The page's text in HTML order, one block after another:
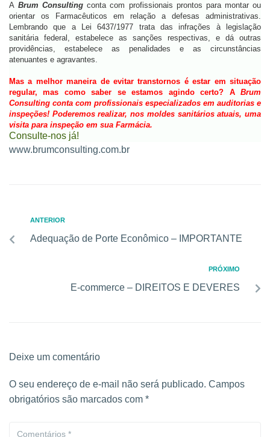
ABrum Consulting conta com profissionais prontos para montar ou
orientar os Farmacêuticos em relação a defesas administrativas.
Lembrando que a Lei 6437/1977 trata das infrações à legislação
sanitária federal, estabelece as sanções respectivas, e dá outras
providências, estabelece as penalidades e as circunstâncias
atenuantes e agravantes.
Mas a melhor maneira de evitar transtornos é estar em situação
regular, mas como saber se estamos agindo certo? A Brum
Consulting conta com profissionais especializados em auditorias e
inspeções! Poderemos realizar, nos moldes sanitários atuais, uma
visita para inspeção em sua Farmácia.
Consulte-nos já!
www.brumconsulting.com.br
ANTERIOR
Adequação de Porte Econômico – IMPORTANTE
PRÓXIMO
E-commerce – DIREITOS E DEVERES
Deixe um comentário
O seu endereço de e-mail não será publicado. Campos
obrigatórios são marcados com *